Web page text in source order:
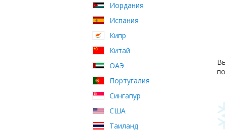
Иордания
Испания
Кипр
Китай
ОАЭ
Португалия
Сингапур
США
Таиланд